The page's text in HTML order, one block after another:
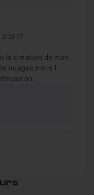
2017
la création de mon
nuages noirs !